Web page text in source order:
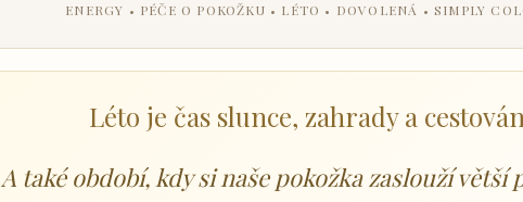
ENERGY • PÉČE O POKOŽKU • LÉTO • DOVOLENÁ • SIMPLY
Léto je čas slunce, zahrady a
A také období, kdy si naše pokožka zaslouží větší